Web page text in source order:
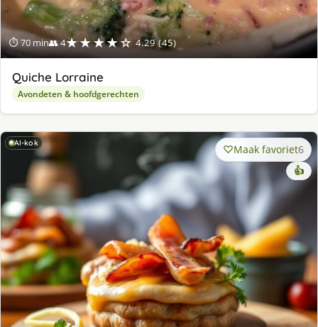
⏱ 70 min👥 4★★★★☆ 4.29 (45)
Quiche Lorraine
Avondeten & hoofdgerechten
AI-kok Maak favoriet6
👍